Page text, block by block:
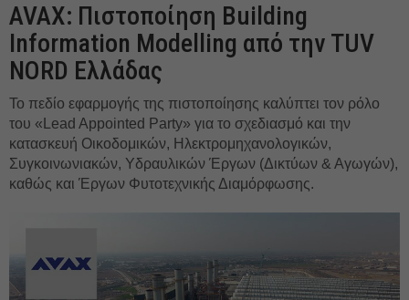
AVAX: Πιστοποίηση Building
Information Modelling από την TUV
NORD Ελλάδας
Το πεδίο εφαρμογής της πιστοποίησης καλύπτει τον ρόλο
του «Lead Appointed Party» για το σχεδιασμό και την
κατασκευή Οικοδομικών, Ηλεκτρομηχανολογικών,
Συγκοινωνιακών, Υδραυλικών Έργων (Δικτύων & Αγωγών),
καθώς και Έργων Φυτοτεχνικής Διαμόρφωσης.